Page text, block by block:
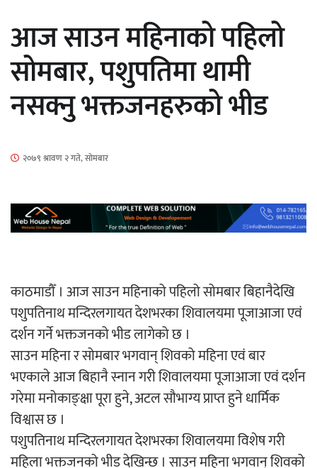
माताकाे नाममा गलत गतिविधि गर्ने थापा प्रहरी
नेपालगञ्जमा पर्खाल भत्किँदा दुई मजदुरको मृत्यु
‘ईयुमा डट कम’ले बुधबारदेखि आफ्नो
औपचारिक सेवा सञ्चालनमा
हलमा छैन ‘गौँथली’को टिकट
आज साउन महिनाको पहिलो
सोमबार, पशुपतिमा थामी
नसक्नु भक्तजनहरुको भीड
२०७९ श्रावण २ गते, सोमबार
​​​​​​​काठमाडौँ । आज साउन महिनाको पहिलो सोमबार बिहानैदेखि
पशुपतिनाथ मन्दिरलगायत देशभरका शिवालयमा पूजाआजा एवं
दर्शन गर्ने भक्तजनको भीड लागेको छ ।
साउन महिना र सोमबार भगवान् शिवको महिना एवं बार
भएकाले आज बिहानै स्नान गरी शिवालयमा पूजाआजा एवं दर्शन
गरेमा मनोकाङ्क्षा पूरा हुने, अटल सौभाग्य प्राप्त हुने धार्मिक
विश्वास छ ।
पशुपतिनाथ मन्दिरलगायत देशभरका शिवालयमा विशेष गरी
महिला भक्तजनको भीड देखिन्छ । साउन महिना भगवान् शिवको